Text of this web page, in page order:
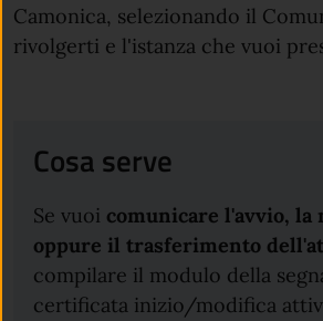
Camonica, selezionando il
rivolgerti e l'istanza che vuoi
Cosa serve
Se vuoi comunicare l'avvio, la
oppure il trasferimento
compilare il modulo della
certificata inizio/modifica